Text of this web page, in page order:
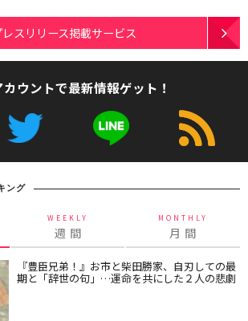
レスリリース掲載サービス
ウントで最新情報ゲット！
ング
WEEKLY
週 間
MONTHLY
月 間
『豊臣兄弟！』お市と柴田勝家、自刃しての最
期と「辞世の句」…運命を共にした２人の悲劇